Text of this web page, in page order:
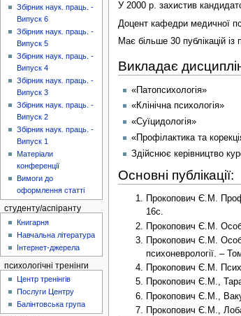
У 2000 р. захистив
Доцент кафедри медичної
Має більше 30 публікацій із
Викладає
«Патопсихологія»
«Клінічна психологія»
«Суїцидологія»
«Профілактика та
Здійснює керівництво
Основні публікації:
Прокопович Є.М.
16с.
Прокопович Є.М.
Прокопович Є.М.
психоневрології. –
Прокопович Є.М.
Прокопович Є.М.,
Прокопович Є.М.,
Прокопович Є.М.,
Збірник наук. праць. -
Випуск 6
Збірник наук. праць. -
Випуск 5
Збірник наук. праць. -
Випуск 4
Збірник наук. праць. -
Випуск 3
Збірник наук. праць. -
Випуск 2
Збірник наук. праць. -
Випуск 1
Матеріали
конференції
Вимоги до
оформлення статті
студенту/аспіранту
Книгарня
Навчальна література
Інтернет-джерела
психологічні тренінги
Центр тренінгів
Послуги Центру
Балінтовська група